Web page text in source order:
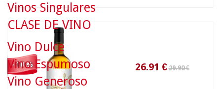
- 10 %
Vinos Singulares
CLASE DE VINO
Vino Dulce
Vino Espumoso
Vino Generoso